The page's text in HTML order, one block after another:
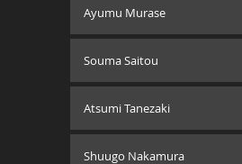
Ayumu Murase
Souma Saitou
Atsumi Tanezaki
Shuugo Nakamura